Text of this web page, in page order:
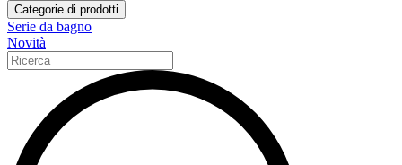
Categorie di prodotti
Serie da bagno
Novità